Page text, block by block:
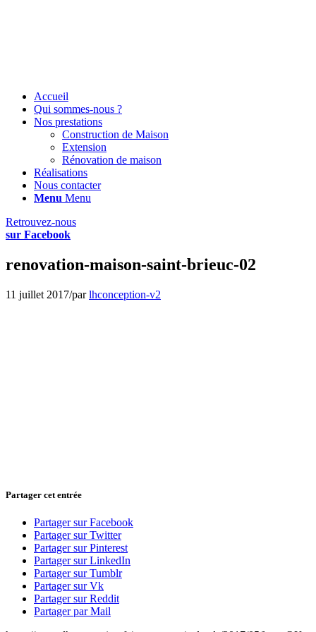
Accueil
Qui sommes-nous ?
Nos prestations
Construction de Maison
Extension
Rénovation de maison
Réalisations
Nous contacter
Menu Menu
Retrouvez-nous
sur Facebook
renovation-maison-saint-brieuc-02
11 juillet 2017/parlhconception-v2
Partager cet entrée
Partager sur Facebook
Partager sur Twitter
Partager sur Pinterest
Partager sur LinkedIn
Partager sur Tumblr
Partager sur Vk
Partager sur Reddit
Partager par Mail